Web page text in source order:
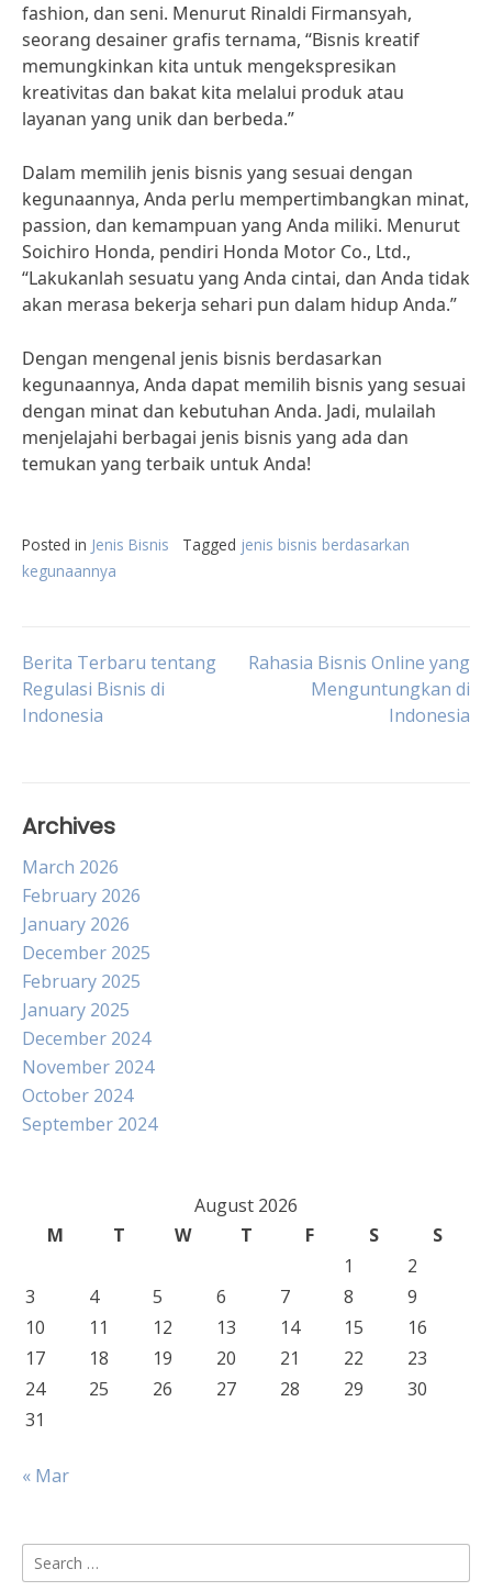
fashion, dan seni. Menurut Rinaldi Firmansyah,
seorang desainer grafis ternama, “Bisnis kreatif
memungkinkan kita untuk mengekspresikan
kreativitas dan bakat kita melalui produk atau
layanan yang unik dan berbeda.”
Dalam memilih jenis bisnis yang sesuai dengan
kegunaannya, Anda perlu mempertimbangkan minat,
passion, dan kemampuan yang Anda miliki. Menurut
Soichiro Honda, pendiri Honda Motor Co., Ltd.,
“Lakukanlah sesuatu yang Anda cintai, dan Anda tidak
akan merasa bekerja sehari pun dalam hidup Anda.”
Dengan mengenal jenis bisnis berdasarkan
kegunaannya, Anda dapat memilih bisnis yang sesuai
dengan minat dan kebutuhan Anda. Jadi, mulailah
menjelajahi berbagai jenis bisnis yang ada dan
temukan yang terbaik untuk Anda!
Posted in Jenis Bisnis Tagged jenis bisnis berdasarkan
kegunaannya
Post
navigation
Berita Terbaru tentang
Regulasi Bisnis di
Indonesia
Rahasia Bisnis Online yang
Menguntungkan di
Indonesia
Archives
March 2026
February 2026
January 2026
December 2025
February 2025
January 2025
December 2024
November 2024
October 2024
September 2024
August 2026
M
T W T F S
S
1
2
3
4 5 6 7 8
9
10
11 12 13 14 15
16
17
18 19 20 21 22
23
24
25 26 27 28 29
30
31
« Mar
Search
for: